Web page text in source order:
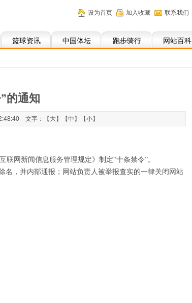
篮球资讯 中国体坛 跑步骑行 网站百科
设为首页 加入收藏 联系我们
的通知
文字：【 大】【中 】【小】
网新闻信息服务管理规定》制定“十条禁令”。
，并内部通报；网站负责人被举报查实的一律关闭网站